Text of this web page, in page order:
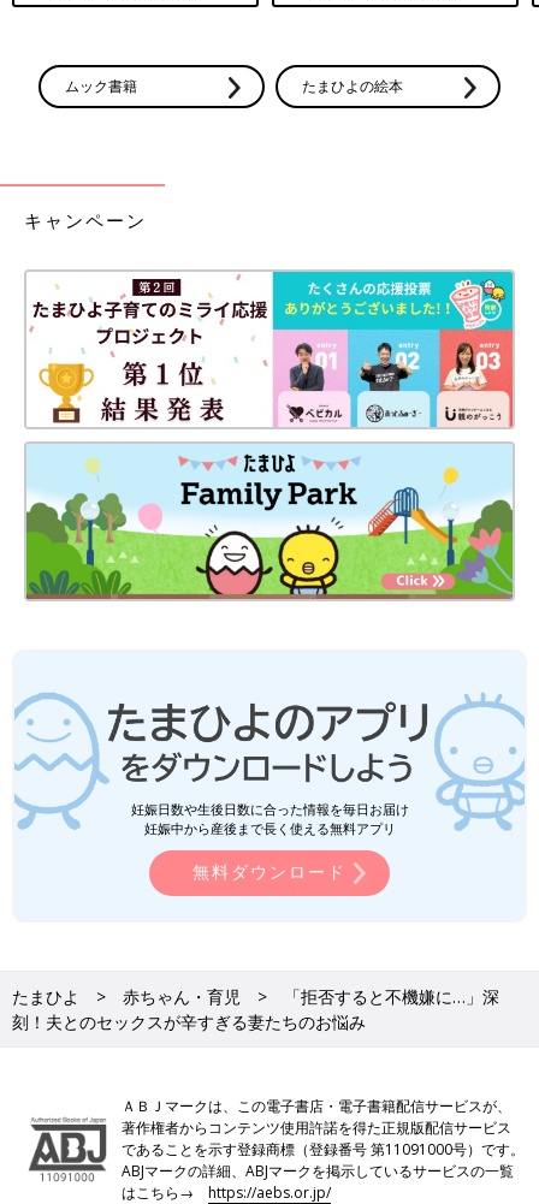
ムック書籍 たまひよの絵本
キャンペーン
妊娠日数や生後日数に合った情報を毎日お届け
妊娠中から産後まで長く使える無料アプリ
無料ダウンロード
たまひよ 赤ちゃん・育児
「拒否すると不機嫌に…」深
刻！夫とのセックスが辛すぎる妻たちのお悩み
ＡＢＪマークは、この電子書店・電子書籍配信サービスが、
著作権者からコンテンツ使用許諾を得た正規版配信サービス
であることを示す登録商標（登録番号 第11091000号）です。
ABJマークの詳細、ABJマークを掲示しているサービスの一覧
はこちら→https://aebs.or.jp/